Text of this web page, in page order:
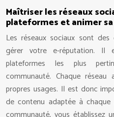
Maîtriser les réseaux
plateformes et animer
Les réseaux sociaux sont
gérer votre e-réputation. Il
plateformes les plus
communauté. Chaque
propres usages. Il est donc
de contenu adaptée à